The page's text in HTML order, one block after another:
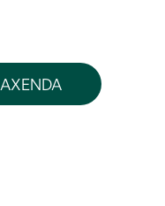
AXENDA